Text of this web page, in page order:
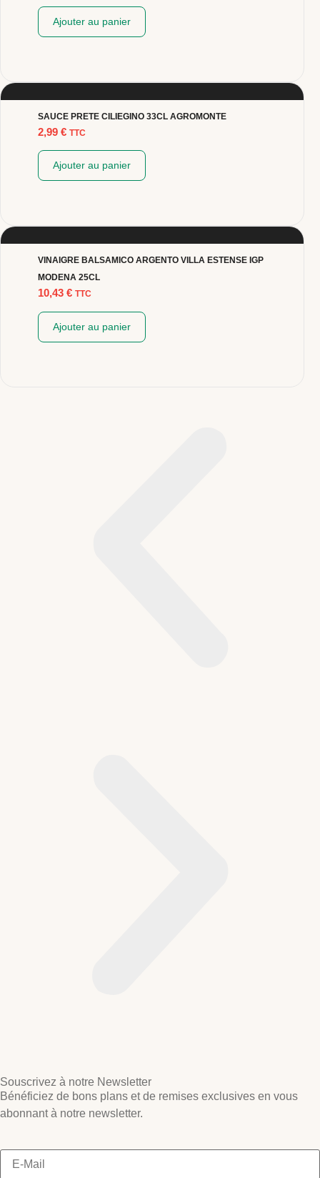
Ajouter au panier
SAUCE PRETE CILIEGINO 33CL AGROMONTE
2,99 € TTC
Ajouter au panier
VINAIGRE BALSAMICO ARGENTO VILLA ESTENSE IGP
MODENA 25CL
10,43 € TTC
Ajouter au panier
Souscrivez à notre Newsletter
Bénéficiez de bons plans et de remises exclusives en vous
abonnant à notre newsletter.